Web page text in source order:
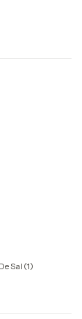
Sal (1)